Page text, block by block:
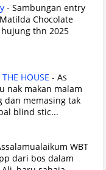
- Sambungan entry
Chocolate
thn 2025
HOUSE - As
nak makan malam
dan memasing tak
blind stic...
WBT
dari bos dalam